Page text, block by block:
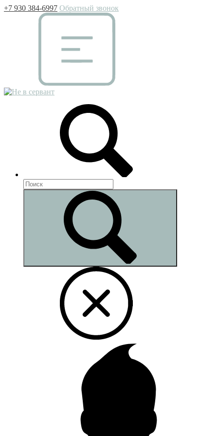
+7 930 384-6997 Обратный звонок